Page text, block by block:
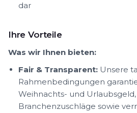
dar
Ihre Vorteile
Was wir Ihnen bieten:
Fair & Transparent: Unsere
Rahmenbedingungen
Weihnachts- und
Branchenzuschläge sowie